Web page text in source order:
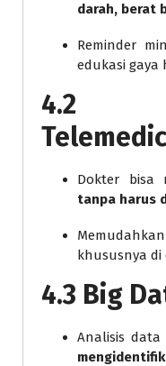
darah, berat
Reminder
edukasi gaya
4.2
Dokter bisa
tanpa harus
khususnya di
4.3 Big
Analisis